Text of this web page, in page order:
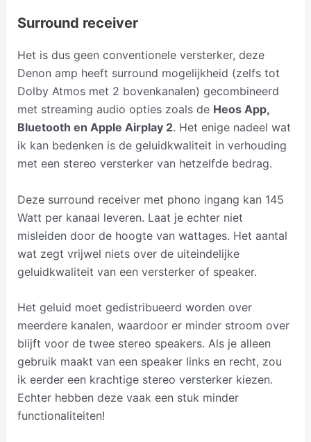
Surround receiver
Het is dus geen conventionele versterker, deze
Denon amp heeft surround mogelijkheid (zelfs tot
Dolby Atmos met 2 bovenkanalen) gecombineerd
met streaming audio opties zoals de Heos App,
Bluetooth en Apple Airplay 2. Het enige nadeel wat
ik kan bedenken is de geluidkwaliteit in verhouding
met een stereo versterker van hetzelfde bedrag.
Deze surround receiver met phono ingang kan 145
Watt per kanaal leveren. Laat je echter niet
misleiden door de hoogte van wattages. Het aantal
wat zegt vrijwel niets over de uiteindelijke
geluidkwaliteit van een versterker of speaker.
Het geluid moet gedistribueerd worden over
meerdere kanalen, waardoor er minder stroom over
blijft voor de twee stereo speakers. Als je alleen
gebruik maakt van een speaker links en recht, zou
ik eerder een krachtige stereo versterker kiezen.
Echter hebben deze vaak een stuk minder
functionaliteiten!